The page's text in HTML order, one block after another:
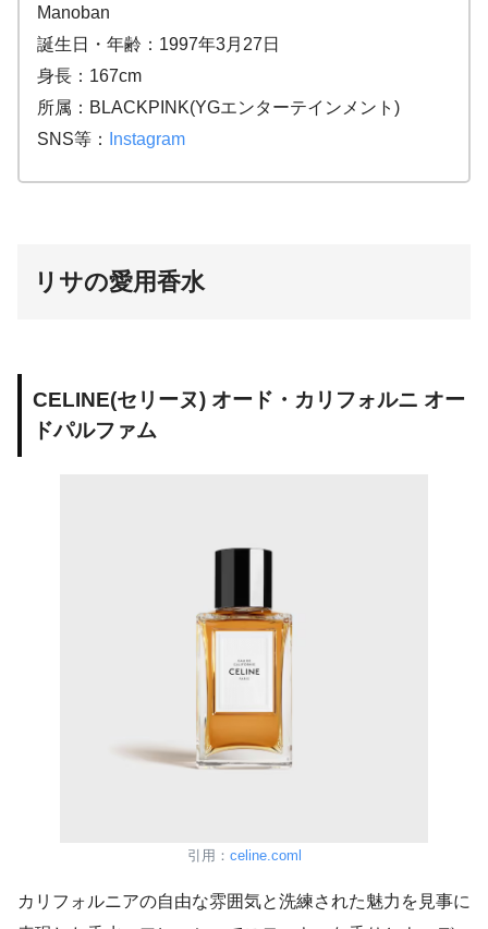
Manoban
誕生日・年齢：1997年3月27日
身長：167cm
所属：BLACKPINK(YGエンターテインメント)
SNS等：
Instagram
リサの愛用香水
CELINE(セリーヌ) オード・カリフォルニ オー
ドパルファム
引用： celine.coml
カリフォルニアの自由な雰囲気と洗練された魅力を見事に